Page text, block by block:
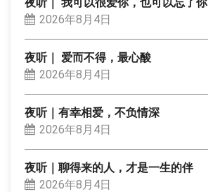
2026年8月4日
夜听｜ 爱而不得，最心酸
2026年8月4日
夜听｜有幸相爱，不负情深
2026年8月4日
夜听｜聊得来的人，才是一生的伴
2026年8月4日